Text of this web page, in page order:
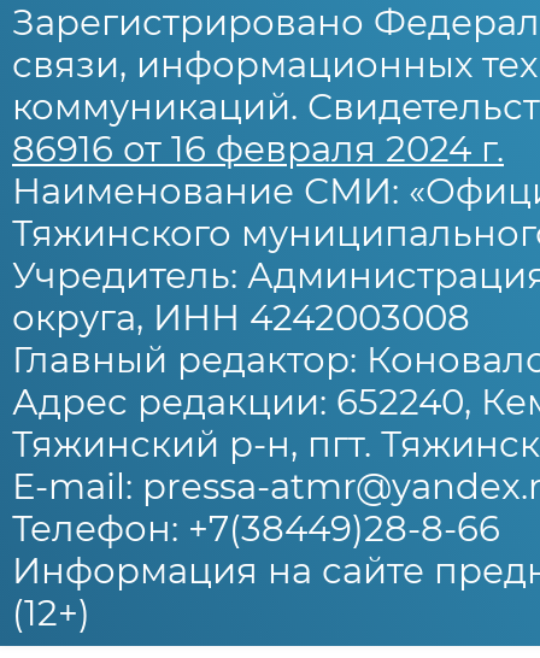
Зарегистрировано
связи, информационных
коммуникаций.
86916 от 16 февраля 2024 г.
Наименование СМИ:
Тяжинского
Учредитель:
округа, ИНН 4242003008
Главный редактор:
Адрес редакции: 652240,
Тяжинский р-н, пгт.
E-mail: pressa-
Телефон: +7(38449)28-8-66
Информация на сайте
(12+)